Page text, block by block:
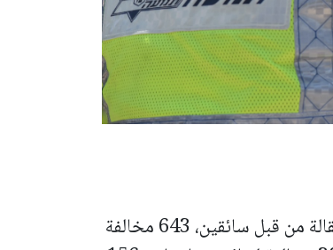
926 مخالفة تم تسجيلها بسبب استخدام الهواتف النقالة من قبل سائقين، 643 مخالفة